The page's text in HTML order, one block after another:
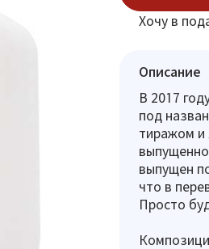
Хочу в
Описание
В 2017
под
тиражом и
выпущен
что в
Просто